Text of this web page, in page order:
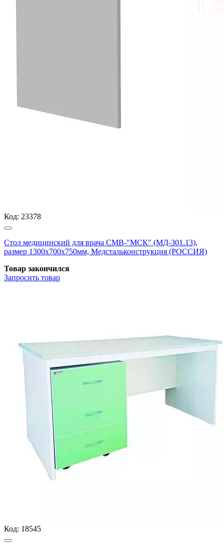
Код: 23378
Стол медицинский для врача СМВ-"МСК" (МД-301.13),
размер 1300х700х750мм, Медстальконструкция (РОССИЯ)
Товар закончился
Запросить товар
Код: 18545